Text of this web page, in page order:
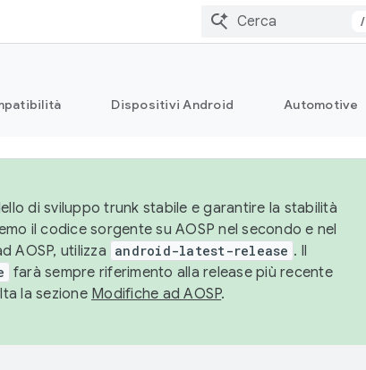
/
Dispositivi Android Automotive
di sviluppo trunk stabile e garantire la stabilità
il codice sorgente su AOSP nel secondo e nel
AOSP, utilizza android-latest-release . Il
farà sempre riferimento alla release più recente
la sezione Modifiche ad AOSP.